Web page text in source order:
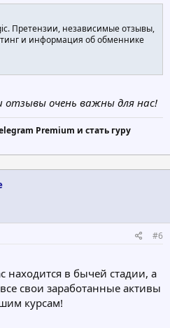
Претензии, независимые отзывы,
и информация об обменнике
отзывы очень важны для нас!
Premium и стать гуру
#6
находится в бычей стадии, а
свои заработанные активы
курсам!